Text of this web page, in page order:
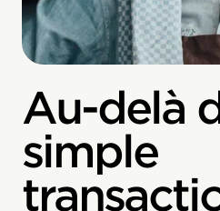
Au-delà
simple